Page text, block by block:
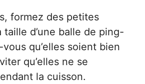
formez des petites
d’une balle de ping-
qu’elles soient bien
qu’elles ne se
la cuisson.